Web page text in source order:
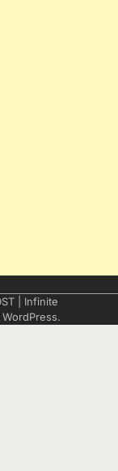
| Infinite
WordPress.